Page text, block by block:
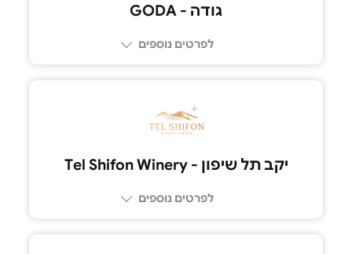
גודה - GODA
לפרטים נוספים
יקב תל שיפון - Tel Shifon Winery
לפרטים נוספים